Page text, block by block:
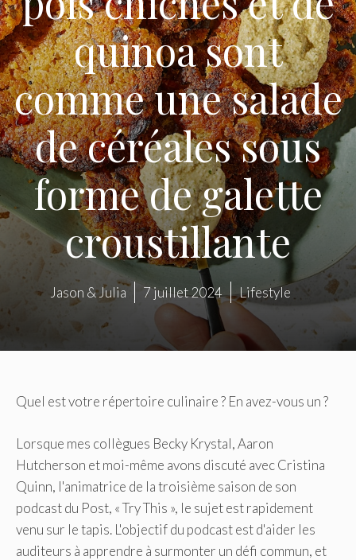
quinoa sont
comme une salade
de céréales sous
forme de galette
croustillante
Jason & Julia 7 juillet 2024 Lifestyle
Quel est votre répertoire culinaire ? En avez-vous un ?
Lorsque mes collègues Becky Krystal, Aaron
Hutcherson et moi-même avons discuté avec Cristina
Quinn, l'animatrice de la troisième saison de son
podcast du Post, « Try This », le sujet est rapidement
venu sur le tapis. L'objectif du podcast est d'aider les
auditeurs à apprendre à surmonter un défi commun, et